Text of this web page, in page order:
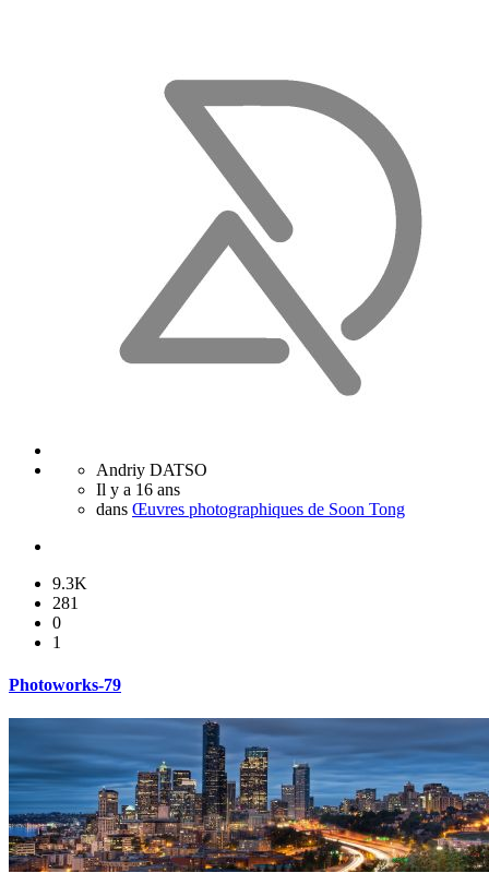
Andriy DATSO
Il y a 16 ans
dans Œuvres photographiques de Soon Tong
9.3K
281
0
1
Photoworks-79